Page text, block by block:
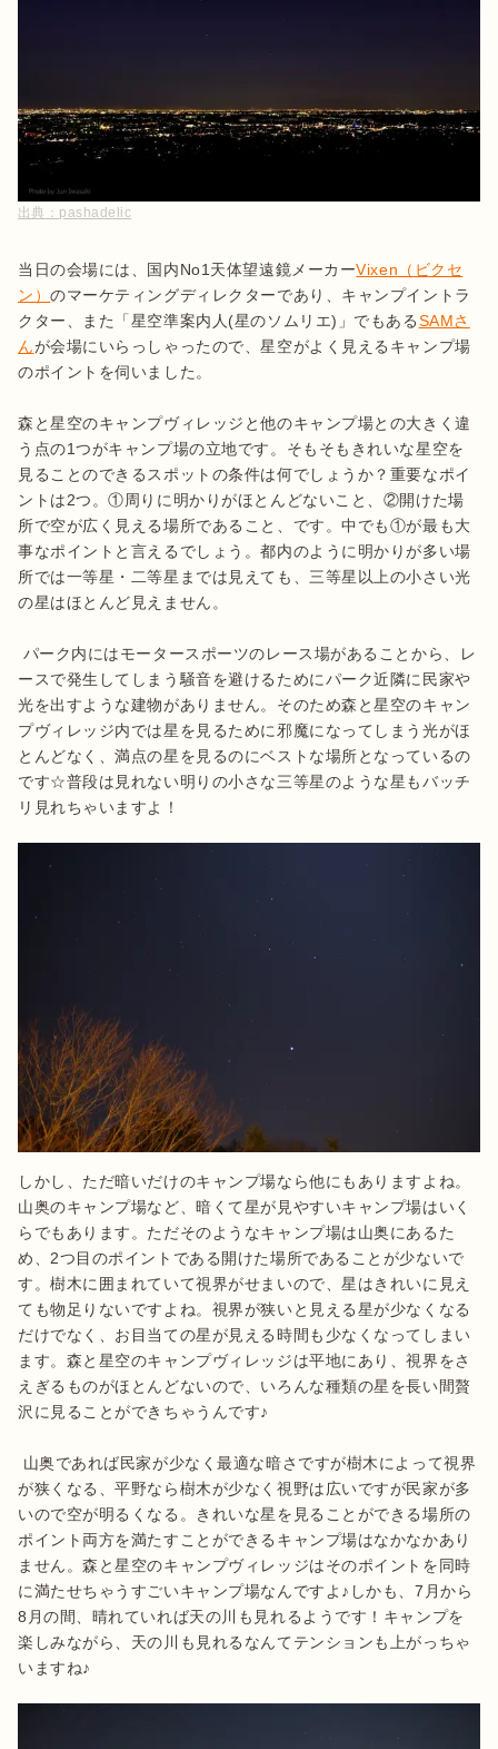
出典： pashadelic
当日の会場には、国内No1天体望遠鏡メーカーVixen（ビクセ
ン）のマーケティングディレクターであり、キャンプイントラ
クター、また「星空準案内人(星のソムリエ)」でもあるSAMさ
んが会場にいらっしゃったので、星空がよく見えるキャンプ場
のポイントを伺いました。
森と星空のキャンプヴィレッジと他のキャンプ場との大きく違
う点の1つがキャンプ場の立地です。そもそもきれいな星空を
見ることのできるスポットの条件は何でしょうか？重要なポイ
ントは2つ。①周りに明かりがほとんどないこと、②開けた場
所で空が広く見える場所であること、です。中でも①が最も大
事なポイントと言えるでしょう。都内のように明かりが多い場
所では一等星・二等星までは見えても、三等星以上の小さい光
の星はほとんど見えません。
ースで発生してしまう騒音を避けるためにパーク近隣に民家や
光を出すような建物がありません。そのため森と星空のキャン
プヴィレッジ内では星を見るために邪魔になってしまう光がほ
とんどなく、満点の星を見るのにベストな場所となっているの
です☆普段は見れない明りの小さな三等星のような星もバッチ
リ見れちゃいますよ！
しかし、ただ暗いだけのキャンプ場なら他にもありますよね。
山奥のキャンプ場など、暗くて星が見やすいキャンプ場はいく
らでもあります。ただそのようなキャンプ場は山奥にあるた
め、2つ目のポイントである開けた場所であることが少ないで
す。樹木に囲まれていて視界がせまいので、星はきれいに見え
ても物足りないですよね。視界が狭いと見える星が少なくなる
だけでなく、お目当ての星が見える時間も少なくなってしまい
ます。森と星空のキャンプヴィレッジは平地にあり、視界をさ
えぎるものがほとんどないので、いろんな種類の星を長い間贅
沢に見ることができちゃうんです♪
が狭くなる、平野なら樹木が少なく視野は広いですが民家が多
いので空が明るくなる。きれいな星を見ることができる場所の
ポイント両方を満たすことができるキャンプ場はなかなかあり
ません。森と星空のキャンプヴィレッジはそのポイントを同時
に満たせちゃうすごいキャンプ場なんですよ♪しかも、7月から
8月の間、晴れていれば天の川も見れるようです！キャンプを
楽しみながら、天の川も見れるなんてテンションも上がっちゃ
いますね♪